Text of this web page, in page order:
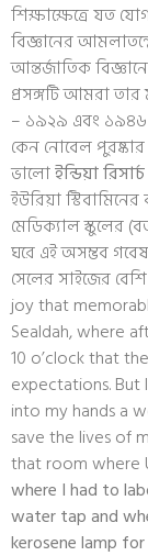
শিক্ষাক্ষেত্রে যত
বিজ্ঞানের
আন্তর্জাতিক
প্রসঙ্গটি আমরা
– ১৯২৯ এবং ১৯৪৬
কেন নোবেল পুরষ্কার
ভালোইন্ডিয়া
ইউরিয়া
মেডিক্যাল স্কুলের
ঘরে এই অসম্ভব
সেলের সাইজের
joy that
Sealdah, where
10 o’clock that
expectations.
into my hands a
save the lives of
that room where
where I had to
water tap and
kerosene lamp